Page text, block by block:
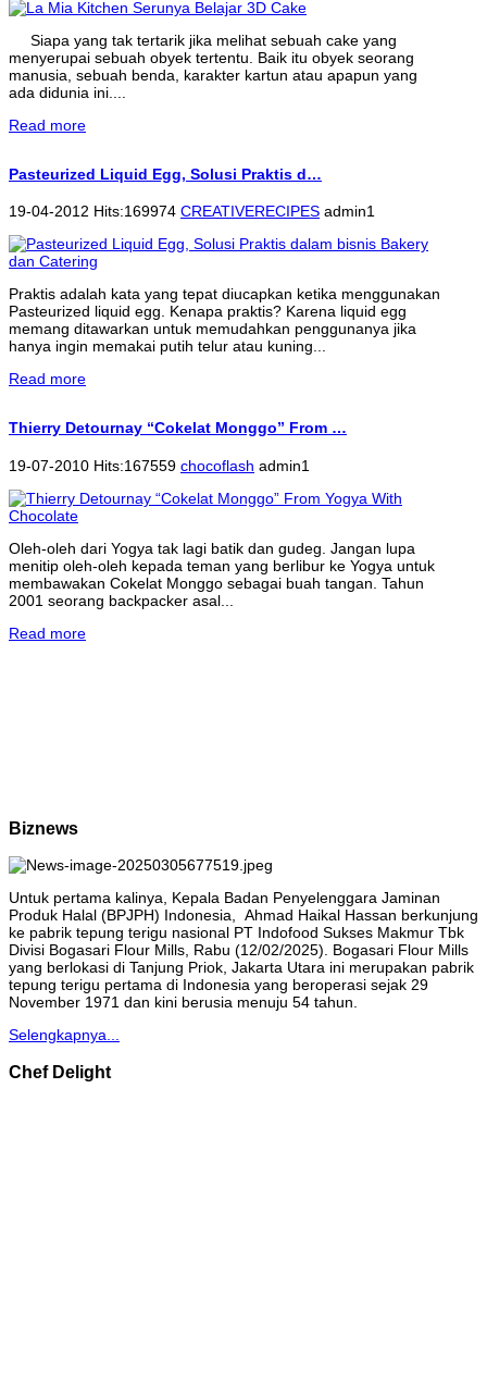
Siapa yang tak tertarik jika melihat sebuah cake yang
menyerupai sebuah obyek tertentu. Baik itu obyek seorang
manusia, sebuah benda, karakter kartun atau apapun yang
ada didunia ini....
Read more
Pasteurized Liquid Egg, Solusi Praktis d…
19-04-2012 Hits:169974 CREATIVERECIPES admin1
Praktis adalah kata yang tepat diucapkan ketika menggunakan
Pasteurized liquid egg. Kenapa praktis? Karena liquid egg
memang ditawarkan untuk memudahkan penggunanya jika
hanya ingin memakai putih telur atau kuning...
Read more
Thierry Detournay “Cokelat Monggo” From …
19-07-2010 Hits:167559 chocoflash admin1
Oleh-oleh dari Yogya tak lagi batik dan gudeg. Jangan lupa
menitip oleh-oleh kepada teman yang berlibur ke Yogya untuk
membawakan Cokelat Monggo sebagai buah tangan. Tahun
2001 seorang backpacker asal...
Read more
Biznews
Untuk pertama kalinya, Kepala Badan Penyelenggara Jaminan
Produk Halal (BPJPH) Indonesia, Ahmad Haikal Hassan berkunjung
ke pabrik tepung terigu nasional PT Indofood Sukses Makmur Tbk
Divisi Bogasari Flour Mills, Rabu (12/02/2025). Bogasari Flour Mills
yang berlokasi di Tanjung Priok, Jakarta Utara ini merupakan pabrik
tepung terigu pertama di Indonesia yang beroperasi sejak 29
November 1971 dan kini berusia menuju 54 tahun.
Selengkapnya...
Chef Delight